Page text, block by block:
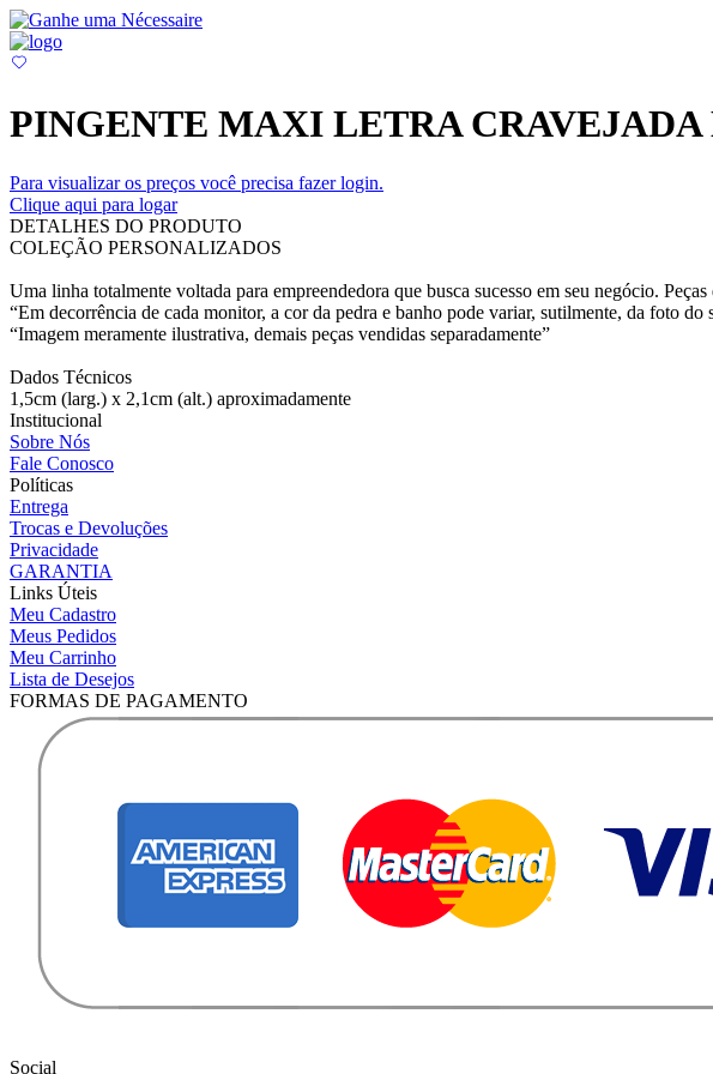
PINGENTE MAXI LETRA
Para visualizar os preços você precisa fazer login.
Clique aqui para logar
DETALHES DO PRODUTO
COLEÇÃO PERSONALIZADOS
Uma linha totalmente voltada para empreendedora que busca sucesso em seu negócio.
“Em decorrência de cada monitor, a cor da pedra e banho pode variar, sutilmente, da foto do
“Imagem meramente ilustrativa, demais peças vendidas separadamente”
Dados Técnicos
1,5cm (larg.) x 2,1cm (alt.) aproximadamente
Institucional
Sobre Nós
Fale Conosco
Políticas
Entrega
Trocas e Devoluções
Privacidade
GARANTIA
Links Úteis
Meu Cadastro
Meus Pedidos
Meu Carrinho
Lista de Desejos
FORMAS DE PAGAMENTO
Social